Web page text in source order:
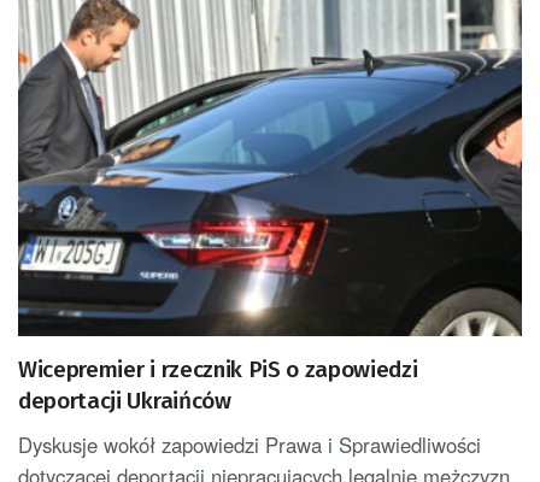
Wicepremier i rzecznik PiS o zapowiedzi
deportacji Ukraińców
Dyskusje wokół zapowiedzi Prawa i Sprawiedliwości
dotyczącej deportacji niepracujących legalnie mężczyzn